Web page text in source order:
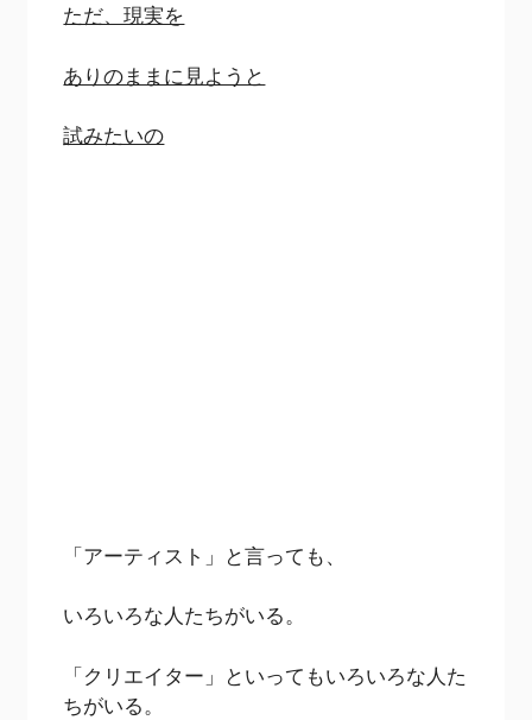
ただ、現実を
ありのままに見ようと
試みたいの
「アーティスト」と言っても、
いろいろな人たちがいる。
「クリエイター」といってもいろいろな人た
ちがいる。